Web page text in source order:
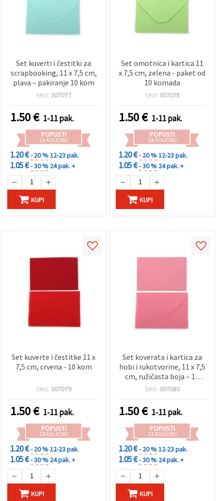
Set kuverti i čestitki za
scrapbooking, 11 x 7,5 cm,
plava – pakiranje 10 kom
SKU: 307077
1.50€ 1-11 pak.
POPUSTI
ZA KOLIČINU
1.20 €- 20 %12-23 pak.
1.05 €- 30 % 24 pak. +
KUPI
Set omotnica i kartica 11
x 7,5 cm, zelena - paket od
10 komada
SKU: 307078
1.50€ 1-11 pak.
POPUSTI
ZA KOLIČINU
1.20 €- 20 %12-23 pak.
1.05 €- 30 % 24 pak. +
KUPI
Set kuverte i čestitke 11 x
7,5 cm, crvena - 10 kom
SKU: 307079
1.50€ 1-11 pak.
POPUSTI
ZA KOLIČINU
1.20 €- 20 %12-23 pak.
1.05 €- 30 % 24 pak. +
KUPI
Set koverata i kartica za
hobi i rukotvorine, 11 x 7,5
cm, ružičasta boja – 10
kom
SKU: 307080
1.50€ 1-11 pak.
POPUSTI
ZA KOLIČINU
1.20 €- 20 %12-23 pak.
1.05 €- 30 % 24 pak. +
KUPI